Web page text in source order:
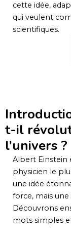
cette idée,
qui veulent
scientifiques.
t-il
l’univers ?
Albert Einstein
physicien le
une idée
force, mais
Découvrons
mots simples